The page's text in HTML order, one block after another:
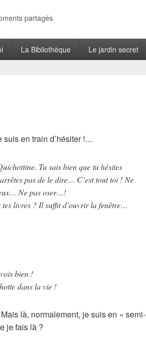
partagés
La Bibliothèque Le jardin secret
suis en train d’hésiter !…
Tu sais bien que tu hésites
pas de le dire… C’est tout toi ! Ne
Ne pas oser…!
livres ? Il suffit d’ouvrir la fenêtre…
bien !
dans la vie !
là, normalement, je suis en « semi-
je fais là ?